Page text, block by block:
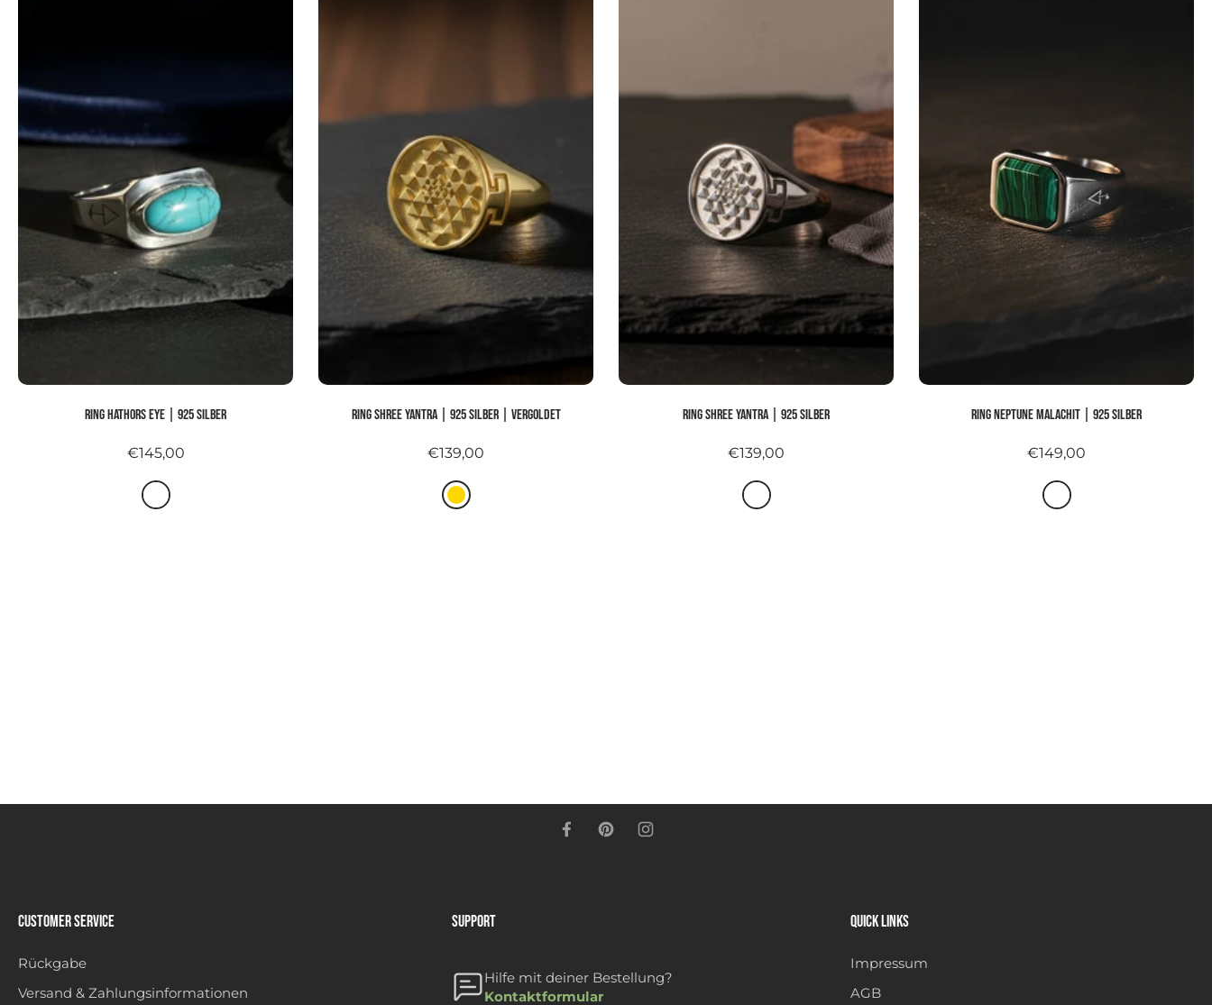
Ring HATHORS EYE | 925 Silber
€145,00
Ring SHREE YANTRA | 925 Silber | vergoldet
€139,00
Ring SHREE YANTRA | 925 Silber
€139,00
Ring NEPTUNE MALACHIT | 925 Silber
€149,00
Customer Service
Rückgabe
Versand & Zahlungsinformationen
Support
Hilfe mit deiner Bestellung?
Kontaktformular
Quick links
Impressum
AGB